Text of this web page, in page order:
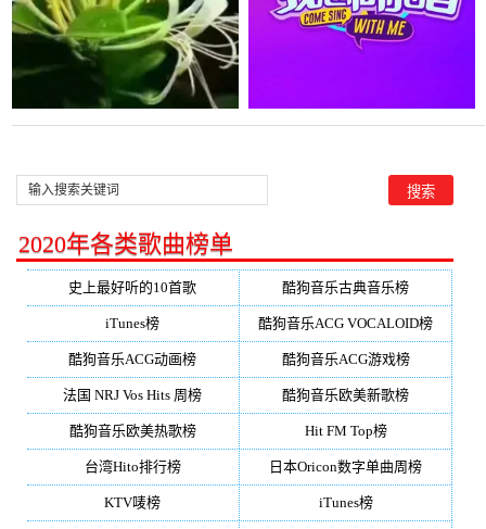
2020年各类歌曲榜单
史上最好听的10首歌 酷狗音乐古典音乐榜
iTunes榜 酷狗音乐ACG VOCALOID榜
酷狗音乐ACG动画榜 酷狗音乐ACG游戏榜
法国 NRJ Vos Hits 周榜 酷狗音乐欧美新歌榜
酷狗音乐欧美热歌榜 Hit FM Top榜
台湾Hito排行榜 日本Oricon数字单曲周榜
KTV唛榜 iTunes榜